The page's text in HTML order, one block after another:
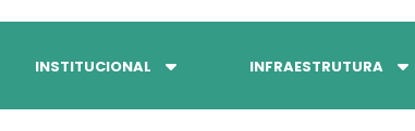
INSTITUCIONAL INFRAESTRUTURA